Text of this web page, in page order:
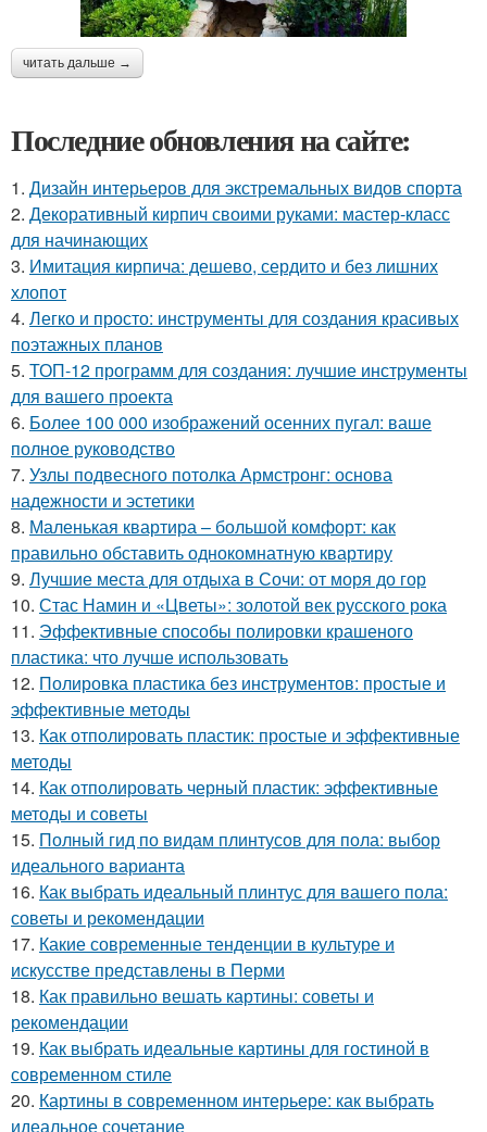
читать дальше →
Последние обновления на сайте:
1. Дизайн интерьеров для экстремальных видов спорта
2. Декоративный кирпич своими руками: мастер-класс
для начинающих
3. Имитация кирпича: дешево, сердито и без лишних
хлопот
4. Легко и просто: инструменты для создания красивых
поэтажных планов
5. ТОП-12 программ для создания: лучшие инструменты
для вашего проекта
6. Более 100 000 изображений осенних пугал: ваше
полное руководство
7. Узлы подвесного потолка Армстронг: основа
надежности и эстетики
8. Маленькая квартира – большой комфорт: как
правильно обставить однокомнатную квартиру
9. Лучшие места для отдыха в Сочи: от моря до гор
10. Стас Намин и «Цветы»: золотой век русского рока
11. Эффективные способы полировки крашеного
пластика: что лучше использовать
12. Полировка пластика без инструментов: простые и
эффективные методы
13. Как отполировать пластик: простые и эффективные
методы
14. Как отполировать черный пластик: эффективные
методы и советы
15. Полный гид по видам плинтусов для пола: выбор
идеального варианта
16. Как выбрать идеальный плинтус для вашего пола:
советы и рекомендации
17. Какие современные тенденции в культуре и
искусстве представлены в Перми
18. Как правильно вешать картины: советы и
рекомендации
19. Как выбрать идеальные картины для гостиной в
современном стиле
20. Картины в современном интерьере: как выбрать
идеальное сочетание